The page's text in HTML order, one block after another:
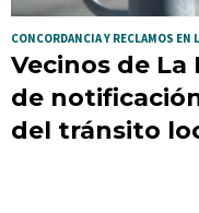
CONCORDANCIA Y RECLAMOS EN
Vecinos de
de
del tránsito